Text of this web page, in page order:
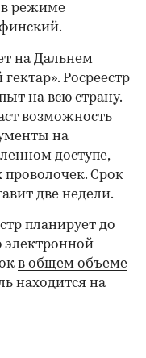
в режиме
на Дальнем
Росреестр
на всю страну.
возможность
на
доступе,
Срок
две недели.
планирует до
электронной
в общем объеме
находится на